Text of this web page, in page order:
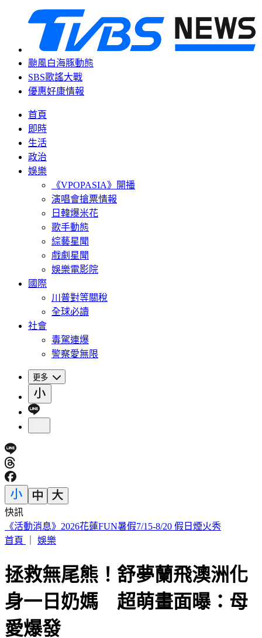
颱風白海豚動態
SBS歌謠大戰
優惠好康情報
首頁
即時
生活
政治
娛樂
《VPOPASIA》開播
演唱會搶票情報
日韓爆米花
歌手動態
綜藝星聞
戲劇星聞
娛樂電影院
國際
川普對等關稅
全球必讀
社會
毒駕連爆
警察愛無限
更多
快訊
要助理颱風天「肉身護植栽」 愛莉莎莎挨轟無奈曝原因
首頁
娛樂
拯救無尾熊！舒夢蘭飛澳洲化
身一日奶媽 超萌畫面曝：母
愛爆發